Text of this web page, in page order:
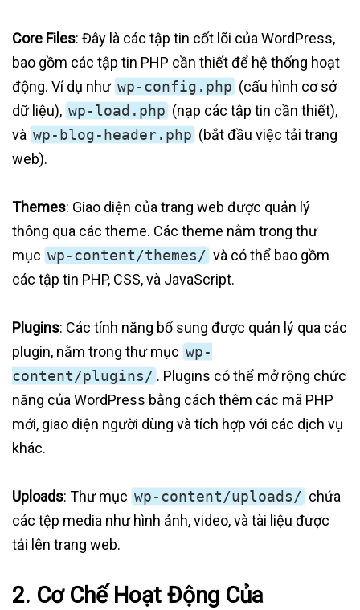
Core Files: Đây là các tập tin cốt lõi của WordPress,
bao gồm các tập tin PHP cần thiết để hệ thống hoạt
động. Ví dụ như wp-config.php (cấu hình cơ sở
dữ liệu), wp-load.php (nạp các tập tin cần thiết),
và wp-blog-header.php (bắt đầu việc tải trang
web).
Themes: Giao diện của trang web được quản lý
thông qua các theme. Các theme nằm trong thư
mục wp-content/themes/ và có thể bao gồm
các tập tin PHP, CSS, và JavaScript.
Plugins: Các tính năng bổ sung được quản lý qua các
plugin, nằm trong thư mục wp-
content/plugins/ . Plugins có thể mở rộng chức
năng của WordPress bằng cách thêm các mã PHP
mới, giao diện người dùng và tích hợp với các dịch vụ
khác.
Uploads: Thư mục wp-content/uploads/ chứa
các tệp media như hình ảnh, video, và tài liệu được
tải lên trang web.
2. Cơ Chế Hoạt Động Của